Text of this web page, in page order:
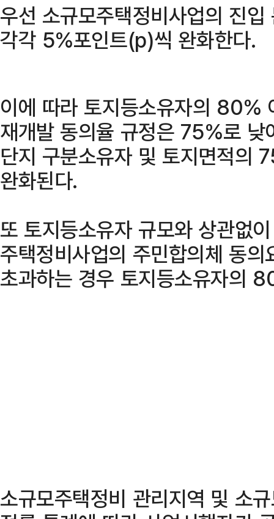
우선 소규모주택정비사업의 진
각각 5%포인트(p)씩 완화한다.
이에 따라 토지등소유자의 80%
재개발 동의율 규정은 75%로 낮
단지 구분소유자 및 토지면적의
완화된다.
또 토지등소유자 규모와 상관없
주택정비사업의 주민합의체 동
초과하는 경우 토지등소유자의
소규모주택정비 관리지역 및 소